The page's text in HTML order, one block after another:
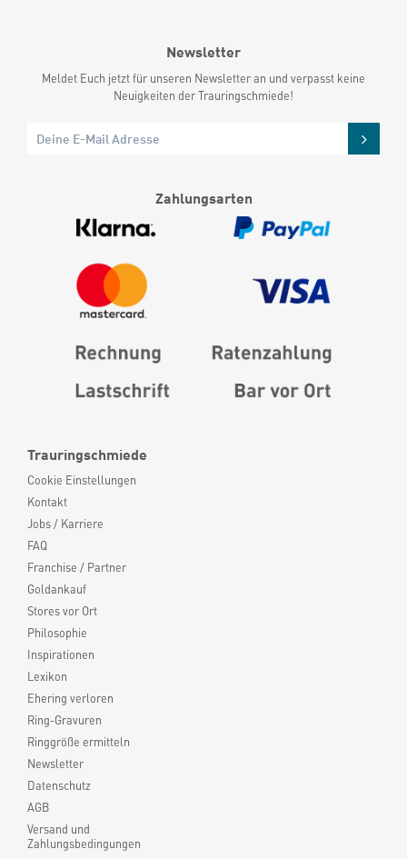
Trauringschmiede
Cookie Einstellungen
Kontakt
Jobs / Karriere
FAQ
Franchise / Partner
Goldankauf
Stores vor Ort
Philosophie
Inspirationen
Lexikon
Ehering verloren
Ring-Gravuren
Ringgröße ermitteln
Newsletter
Datenschutz
AGB
Versand und
Zahlungsbedingungen
Newsletter
Meldet Euch jetzt für unseren Newsletter an und verpasst keine
Neuigkeiten der Trauringschmiede!
Zahlungsarten